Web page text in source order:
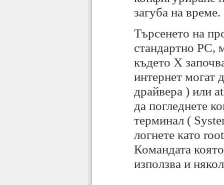
загуба на време.
Търсенето на
стандартно PC,
където X
интернет могат
драйвера ) или
да погледнете
терминал (
логнете като
Командата
използва и